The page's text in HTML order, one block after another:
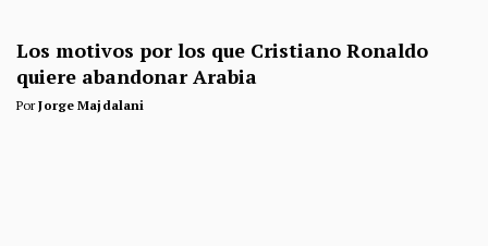
Los motivos por los que Cristiano Ronaldo
quiere abandonar Arabia
PorJorge Majdalani